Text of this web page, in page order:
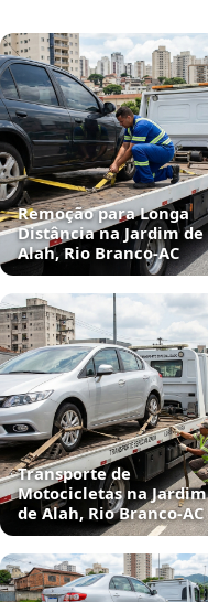
Remoção para Longa
Distância na Jardim de
Alah, Rio Branco‑AC
Transporte de
Motocicletas na Jardim
de Alah, Rio Branco‑AC